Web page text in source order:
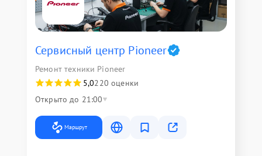
Сервисный центр Pioneer
Ремонт техники Pioneer
5,0220 оценки
Открыто до 21:00
Маршрут